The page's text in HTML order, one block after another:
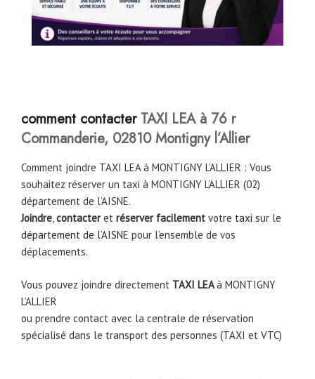
comment contacter TAXI LEA à 76 r
Commanderie, 02810 Montigny l’Allier
Comment joindre TAXI LEA à MONTIGNY L’ALLIER : Vous
souhaitez réserver un taxi à MONTIGNY L’ALLIER (02)
département de l’AISNE.
Joindre,contacteret réserver facilement votre taxi sur le
département de l’AISNE pour l’ensemble de vos
déplacements.
Vous pouvez joindre directement TAXI LEAà MONTIGNY
L’ALLIER
ou prendre contact avec la centrale de réservation
spécialisé dans le transport des personnes (TAXI et VTC)